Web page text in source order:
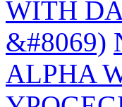
WITH
&#8069)
ALPHA